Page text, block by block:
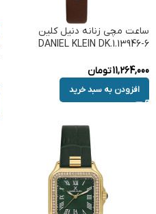
ساعت مچی زنانه دنیل کلین
DANIEL KLEIN DK.1.13946-6
11,264,000تومان
افزودن به سبد خرید